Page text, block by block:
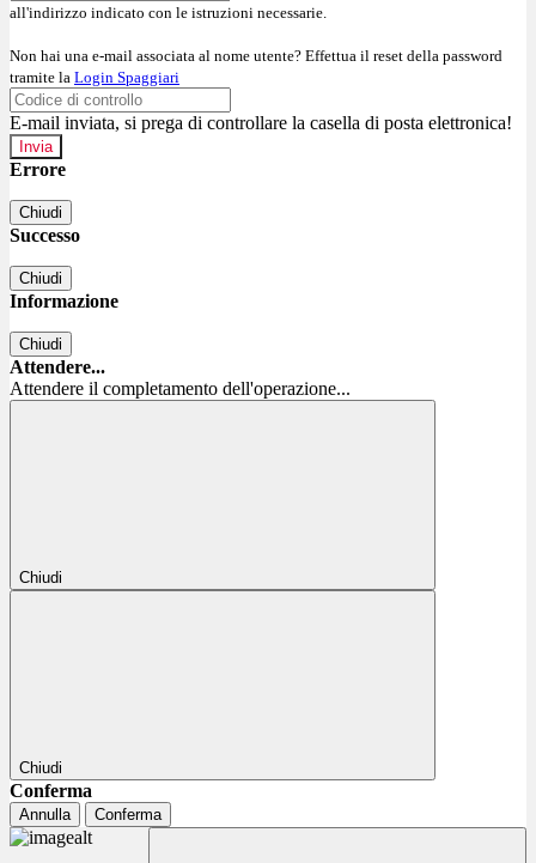
all'indirizzo indicato con le istruzioni necessarie.
Non hai una e-mail associata al nome utente? Effettua il reset della password
tramite la Login Spaggiari
E-mail inviata, si prega di controllare la casella di posta elettronica!
Errore
Chiudi
Successo
Chiudi
Informazione
Chiudi
Attendere...
Attendere il completamento dell'operazione...
Chiudi
Chiudi
Conferma
Annulla Conferma